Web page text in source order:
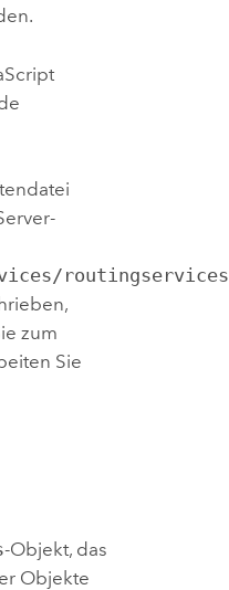
-
routingservices
zum
Sie
-Objekt, das
Objekte